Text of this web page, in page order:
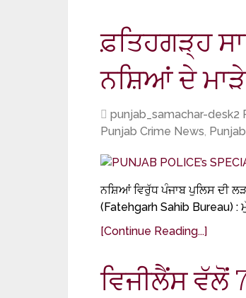
ਫ਼ਤਿਹਗੜ੍ਹ
ਨਸ਼ਿਆਂ ਦੇ ਮਾੜੇ
punjab_samachar-desk2
Punjab Crime News,
ਨਸ਼ਿਆਂ ਵਿਰੁੱਧ ਪੰਜਾਬ ਪੁਲਿਸ ਦੀ
(Fatehgarh Sahib Bureau) :
[Continue Reading...]
ਵਿਜੀਲੈਂਸ ਵੱਲੋਂ